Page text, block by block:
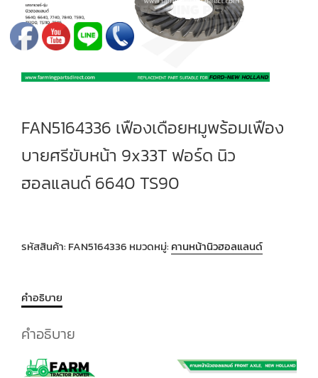
FAN5164336 เฟืองเดือยหมูพร้อมเฟือง
บายศรีขับหน้า 9x33T ฟอร์ด นิว
ฮอลแลนด์ 6640 TS90
รหัสสินค้า: FAN5164336 หมวดหมู่: คานหน้านิวฮอลแลนด์
คำอธิบาย
คำอธิบาย